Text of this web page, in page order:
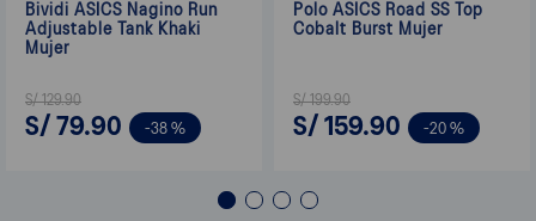
Bividi ASICS Nagino Run
Adjustable Tank Khaki
Mujer
S/ 129.90
S/ 79.90 -38 %
Polo ASICS Road SS Top
Cobalt Burst Mujer
S/ 199.90
S/ 159.90 -20 %